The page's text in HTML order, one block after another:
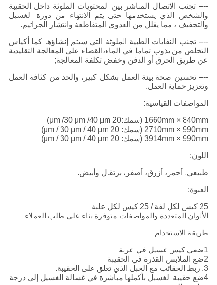
---- تجنب الاتصال المباشر بين المحتويات الملوثة داخل الحقيبة
والشخص الذي يستخدمها حتى يتم الانتهاء من دورة الغسيل
والتجفيف ، مما يقلل من العدوى المتقاطعة وانتشار الجراثيم.
---- تجنب النفايات الطبية الملوثة التي سيتم إنشاؤها كما أكياس
التخلص من يذوب تماما في الماء،القضاء على المعالجة التقليدية
عن طريق الحرق أو الدفن وخفض تكلفة المعالجة;
---- تحسين صحة بيئة العمل بشكل كبير، والحد من كثافة العمل
وتعزيز حماية العمل.
المواصفات القياسية:
1660mm × 840mm (سمك:20 μm /30 μm /40 μm)
2710mm × 990mm (سمك: 20 μm / 30 μm / 40 μm)
3914mm × 990mm (سمك: 20 μm / 30 μm / 40 μm)
اللون:
طبيعي، أحمر، أزرق، أصفر، برتقال وأبيض.
العبوة:
25 كيس لكل لفة / 25 كيس لكل علبة
الألوان المتعددة والمواصفات متوفرة بناء على طلب العملاء.
طريقة الاستخدام
1ضعي كيس غسيل في عربة
2ضع الملابس القذرة في الحقيبة
3. ربط الحقائب مع الحبل الذي تعلق على الحقيبة.
4ضع حقيبة الغسيل بأكملها مباشرة في غسالة الغسيل إلى درجة